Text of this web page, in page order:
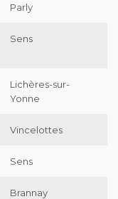
Parly
Sens
Lichères-sur-
Yonne
Vincelottes
Sens
Brannay